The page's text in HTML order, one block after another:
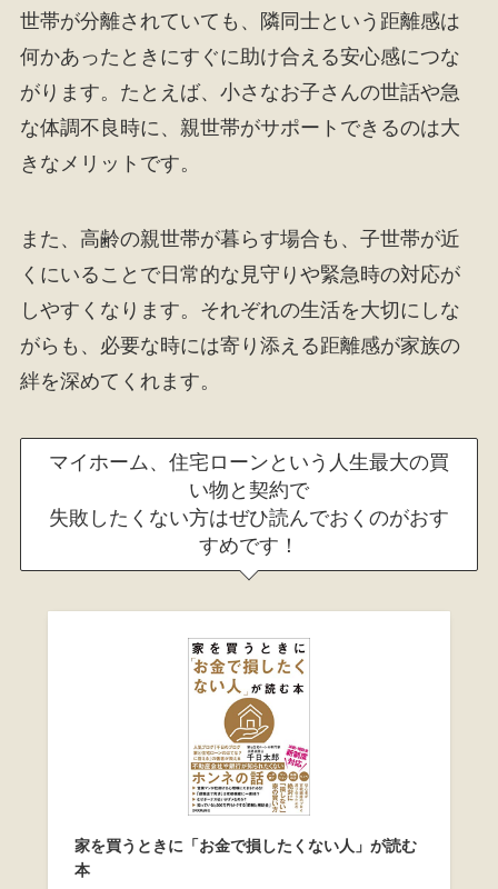
世帯が分離されていても、隣同士という距離感は
何かあったときにすぐに助け合える安心感につな
がります。たとえば、小さなお子さんの世話や急
な体調不良時に、親世帯がサポートできるのは大
きなメリットです。
また、高齢の親世帯が暮らす場合も、子世帯が近
くにいることで日常的な見守りや緊急時の対応が
しやすくなります。それぞれの生活を大切にしな
がらも、必要な時には寄り添える距離感が家族の
絆を深めてくれます。
マイホーム、住宅ローンという人生最大の買
い物と契約で
失敗したくない方はぜひ読んでおくのがおす
すめです！
家を買うときに「お金で損したくない人」が読む
本